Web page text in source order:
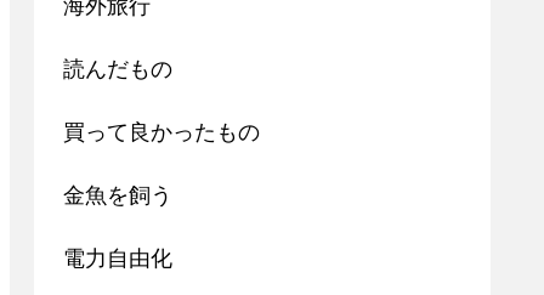
海外旅行
読んだもの
買って良かったもの
金魚を飼う
電力自由化